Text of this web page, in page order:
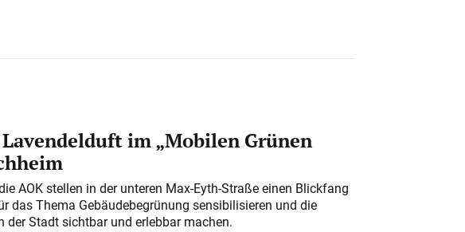
im „Mobilen Grünen
AOK stellen in der unteren Max-Eyth-Straße einen Blickfang
das Thema Gebäudebegrünung sensibilisieren und die
der Stadt sichtbar und erlebbar machen.